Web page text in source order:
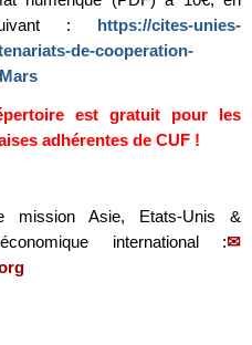
: https://cites-unies-
de-cooperation-
est gratuit pour les
adhérentes de CUF !
mission Asie, Etats-Unis &
international :